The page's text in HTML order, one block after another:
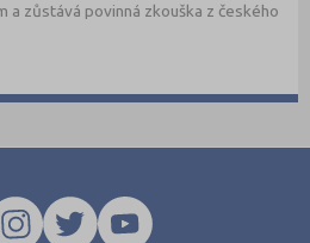
a zůstává povinná zkouška z českého